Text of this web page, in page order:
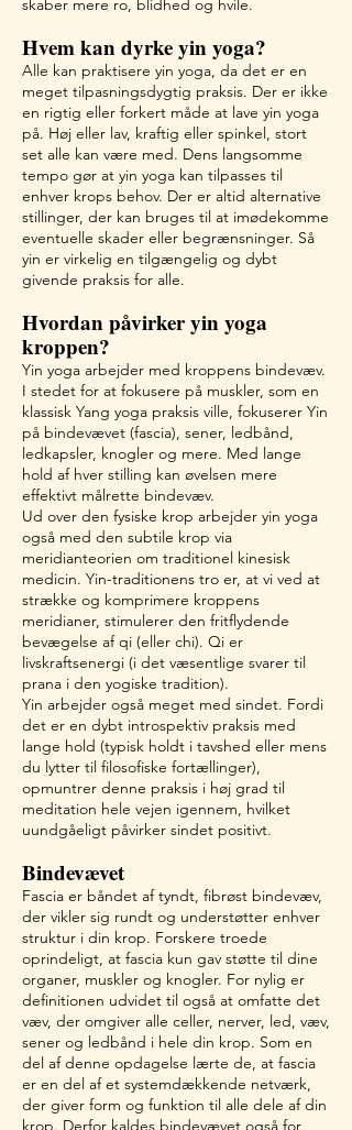
skaber mere ro, blidhed og hvile.
Hvem kan dyrke yin yoga?
Alle kan praktisere yin yoga, da det er en
meget tilpasningsdygtig praksis. Der er ikke
en rigtig eller forkert måde at lave yin yoga
på. Høj eller lav, kraftig eller spinkel, stort
set alle kan være med. Dens langsomme
tempo gør at yin yoga kan tilpasses til
enhver krops behov. Der er altid alternative
stillinger, der kan bruges til at imødekomme
eventuelle skader eller begrænsninger. Så
yin er virkelig en tilgængelig og dybt
givende praksis for alle.
Hvordan påvirker yin yoga
kroppen?
Yin yoga arbejder med kroppens bindevæv.
I stedet for at fokusere på muskler, som en
klassisk Yang yoga praksis ville, fokuserer Yin
på bindevævet (fascia), sener, ledbånd,
ledkapsler, knogler og mere. Med lange
hold af hver stilling kan øvelsen mere
effektivt målrette bindevæv.
Ud over den fysiske krop arbejder yin yoga
også med den subtile krop via
meridianteorien om traditionel kinesisk
medicin. Yin-traditionens tro er, at vi ved at
strække og komprimere kroppens
meridianer, stimulerer den fritflydende
bevægelse af qi (eller chi). Qi er
livskraftsenergi (i det væsentlige svarer til
prana i den yogiske tradition).
Yin arbejder også meget med sindet. Fordi
det er en dybt introspektiv praksis med
lange hold (typisk holdt i tavshed eller mens
du lytter til filosofiske fortællinger),
opmuntrer denne praksis i høj grad til
meditation hele vejen igennem, hvilket
uundgåeligt påvirker sindet positivt.
Bindevævet
Fascia er båndet af tyndt, fibrøst bindevæv,
der vikler sig rundt og understøtter enhver
struktur i din krop. Forskere troede
oprindeligt, at fascia kun gav støtte til dine
organer, muskler og knogler. For nylig er
definitionen udvidet til også at omfatte det
væv, der omgiver alle celler, nerver, led, væv,
sener og ledbånd i hele din krop. Som en
del af denne opdagelse lærte de, at fascia
er en del af et systemdækkende netværk,
der giver form og funktion til alle dele af din
krop. Derfor kaldes bindevævet også for